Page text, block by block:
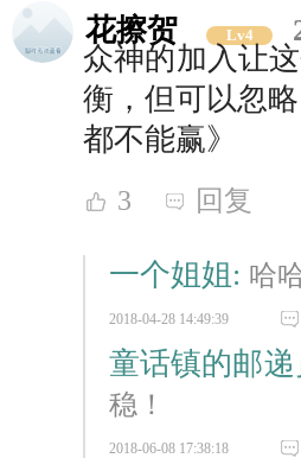
花擦贺 Lv4
众神的加入让
衡，但可以忽
都不能赢》
3 回复
一个姐姐: 哈
2018-04-28 14:49:39
童话镇的邮递
稳！
2018-06-08 17:38:18